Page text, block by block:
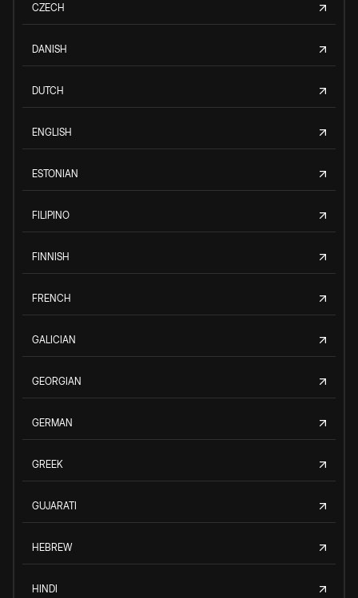
CZECH
DANISH
DUTCH
ENGLISH
ESTONIAN
FILIPINO
FINNISH
FRENCH
GALICIAN
GEORGIAN
GERMAN
GREEK
GUJARATI
HEBREW
HINDI